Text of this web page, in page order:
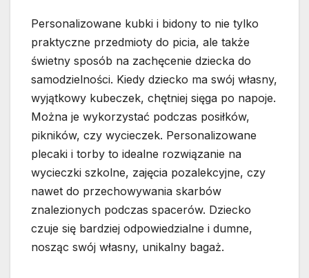
Personalizowane kubki i bidony to nie tylko
praktyczne przedmioty do picia, ale także
świetny sposób na zachęcenie dziecka do
samodzielności. Kiedy dziecko ma swój własny,
wyjątkowy kubeczek, chętniej sięga po napoje.
Można je wykorzystać podczas posiłków,
pikników, czy wycieczek. Personalizowane
plecaki i torby to idealne rozwiązanie na
wycieczki szkolne, zajęcia pozalekcyjne, czy
nawet do przechowywania skarbów
znalezionych podczas spacerów. Dziecko
czuje się bardziej odpowiedzialne i dumne,
nosząc swój własny, unikalny bagaż.